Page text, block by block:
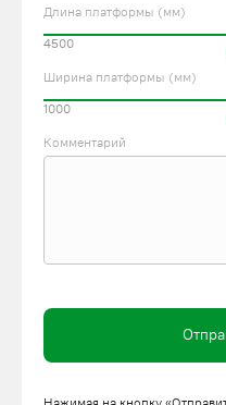
Длина платформы (мм)
4500
Ширина платформы (мм)
1000
Комментарий